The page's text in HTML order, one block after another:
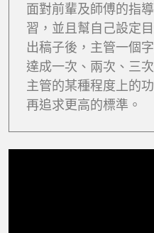
面對前輩及師傅的指
習，並且幫自己設定
出稿子後，主管一個
達成一次、兩次、三
主管的某種程度上的
再追求更高的標準。